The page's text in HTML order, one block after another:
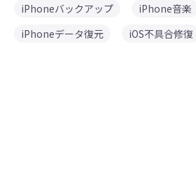
iPhoneバックアップ
iPhone音楽
iPhoneデータ復元
iOS不具合修復